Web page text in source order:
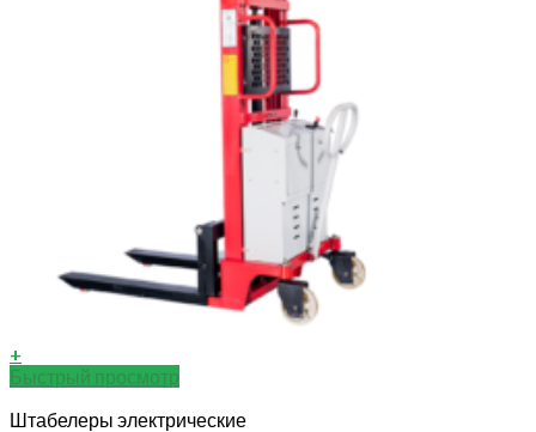
+
Быстрый просмотр
Штабелеры электрические